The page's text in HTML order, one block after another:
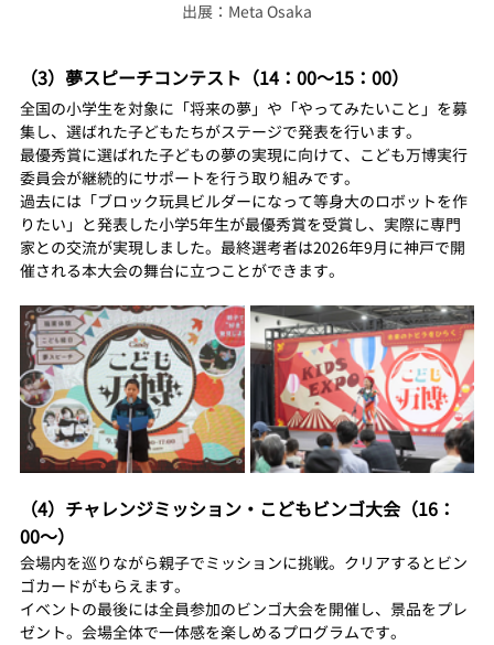
出展：Meta Osaka
（3）夢スピーチコンテスト（14：00〜15：00）
全国の小学生を対象に「将来の夢」や「やってみたいこと」を募
集し、選ばれた子どもたちがステージで発表を行います。
最優秀賞に選ばれた子どもの夢の実現に向けて、こども万博実行
委員会が継続的にサポートを行う取り組みです。
過去には「ブロック玩具ビルダーになって等身大のロボットを作
りたい」と発表した小学5年生が最優秀賞を受賞し、実際に専門
家との交流が実現しました。最終選考者は2026年9月に神戸で開
催される本大会の舞台に立つことができます。
（4）チャレンジミッション・こどもビンゴ大会（16：
00〜）
会場内を巡りながら親子でミッションに挑戦。クリアするとビン
ゴカードがもらえます。
イベントの最後には全員参加のビンゴ大会を開催し、景品をプレ
ゼント。会場全体で一体感を楽しめるプログラムです。